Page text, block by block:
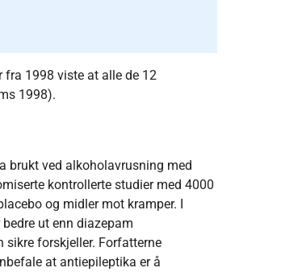
1998 viste at alle de 12
1998).
brukt ved alkoholavrusning med
kontrollerte studier med 4000
og midler mot kramper. I
ut enn diazepam
sikre forskjeller. Forfatterne
at antiepileptika er å